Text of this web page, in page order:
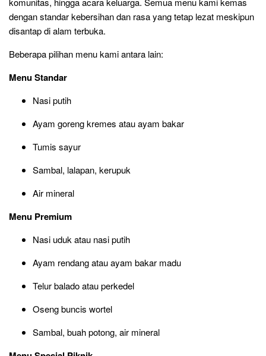
dengan standar kebersihan dan rasa yang tetap lezat meskipun
disantap di alam terbuka.
Beberapa pilihan menu kami antara lain:
Menu Standar
Nasi putih
Ayam goreng kremes atau ayam bakar
Tumis sayur
Sambal, lalapan, kerupuk
Air mineral
Menu Premium
Nasi uduk atau nasi putih
Ayam rendang atau ayam bakar madu
Telur balado atau perkedel
Oseng buncis wortel
Sambal, buah potong, air mineral